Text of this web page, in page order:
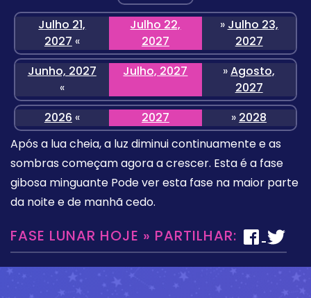
Julho 21,
2027 «
Julho 22,
2027
» Julho 23,
2027
Junho, 2027
«
Julho, 2027 »Agosto,
2027
2026 « 2027 » 2028
Após a lua cheia, a luz diminui continuamente e as
sombras começam agora a crescer. Esta é a fase
gibosa minguante Pode ver esta fase na maior parte
da noite e de manhã cedo.
FASE LUNAR HOJE » PARTILHAR: